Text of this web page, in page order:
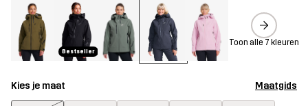
Bestseller
Toon alle 7 kleuren
Kies je maat Maatgids